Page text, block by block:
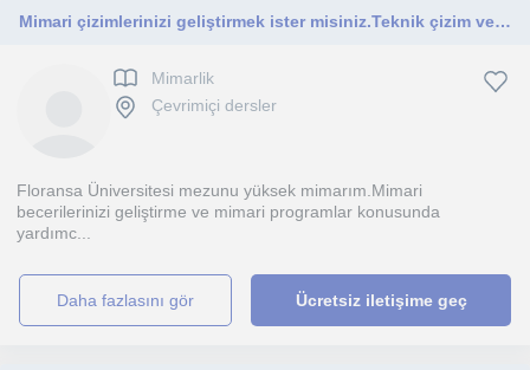
Mimari çizimlerinizi geliştirmek ister misiniz.Teknik çizim ve mimari programlarda ilerlemek isteyen öğrenciler için ders vermekte
Mimarlik
Çevrimiçi dersler
Floransa Üniversitesi mezunu yüksek mimarım.Mimari
becerilerinizi geliştirme ve mimari programlar konusunda
yardımc...
daha fazlasını gör Ücretsiz iletişime geç